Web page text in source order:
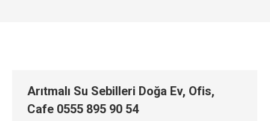
Arıtmalı Su Sebilleri Doğa Ev, Ofis,
Cafe 0555 895 90 54